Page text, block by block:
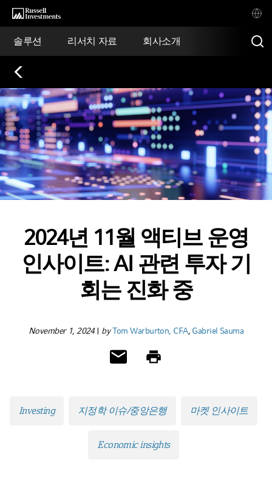
솔루션 리서치 자료 회사소개
2024년 11월 액티브 운영
인사이트: AI 관련 투자 기
회는 진화 중
November 1, 2024| byTom Warburton, CFA, Gabriel Sauma
Investing 지정학 이슈/중앙은행 마켓 인사이트
Economic insights